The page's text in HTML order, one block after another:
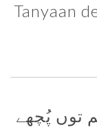
Tanyaan
توں پُچھے